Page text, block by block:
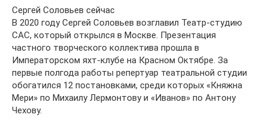
Сергей Соловьев сейчас
В 2020 году Сергей Соловьев возглавил Театр-студию
САС, который открылся в Москве. Презентация
частного творческого коллектива прошла в
Императорском яхт-клубе на Красном Октябре. За
первые полгода работы репертуар театральной студии
обогатился 12 постановками, среди которых «Княжна
Мери» по Михаилу Лермонтову и «Иванов» по Антону
Чехову.